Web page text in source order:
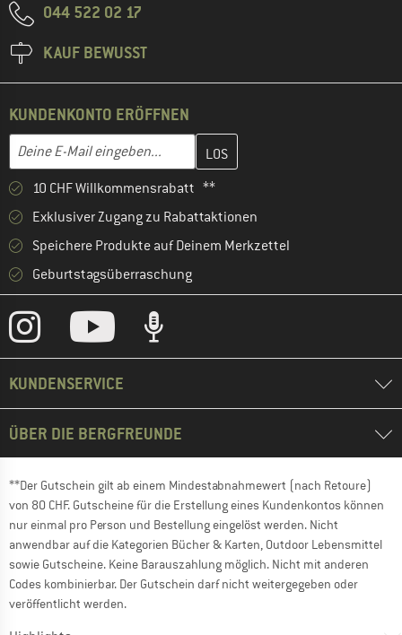
044 522 02 17
KAUF BEWUSST
KUNDENKONTO ERÖFFNEN
E-Mail-Adresse
Gib hier deine E-Mail-Adresse ein und erstelle im nächsten
10 CHF Willkommensrabatt **
Exklusiver Zugang zu Rabattaktionen
Speichere Produkte auf Deinem Merkzettel
Geburtstagsüberraschung
KUNDENSERVICE
ÜBER DIE BERGFREUNDE
**Der Gutschein gilt ab einem Mindestabnahmewert (nach Retoure)
von 80 CHF. Gutscheine für die Erstellung eines Kundenkontos können
nur einmal pro Person und Bestellung eingelöst werden. Nicht
anwendbar auf die Kategorien Bücher & Karten, Outdoor Lebensmittel
sowie Gutscheine. Keine Barauszahlung möglich. Nicht mit anderen
Codes kombinierbar. Der Gutschein darf nicht weitergegeben oder
veröffentlicht werden.